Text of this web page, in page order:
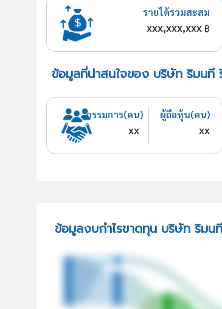
รายได้รวมสะสม
xxx,xxx,xxx ฿
ข้อมูลที่น่าสนใจของ บริษัท ริมนที
กรรมการ(คน)
xx
ผู้ถือหุ้น(คน)
xx
ข้อมูลงบกำไรขาดทุน บริษัท ริม